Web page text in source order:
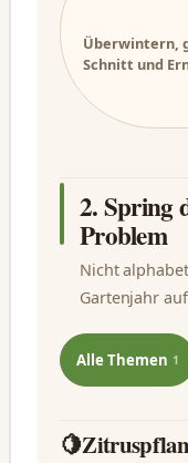
Überwintern,
Schnitt und
2. Spring
Problem
Nicht
Gartenjahr
Alle Themen 1
🍋